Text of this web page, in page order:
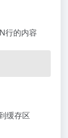
行的内容
缓存区